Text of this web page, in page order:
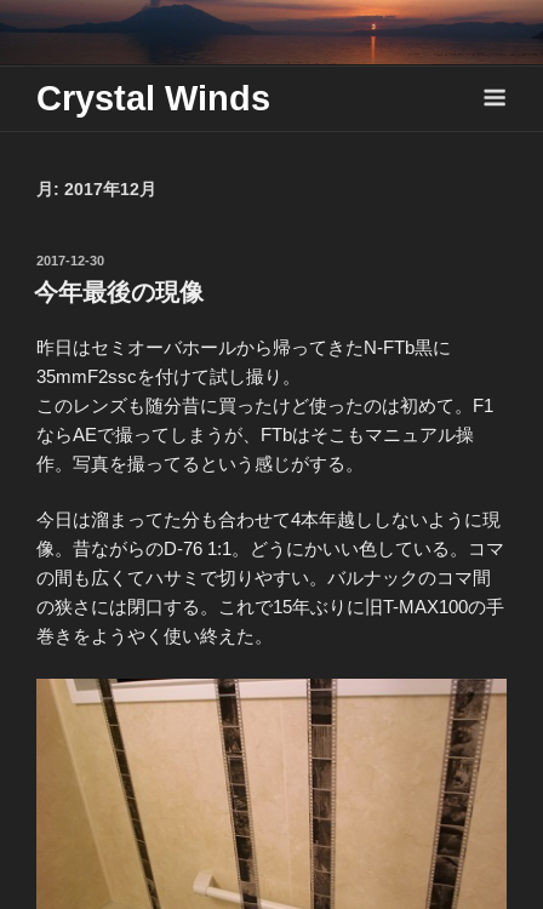
Skip
content
Crystal Winds
月: 2017年12月
投
稿
日:
2017-12-30
今年最後の現像
昨日はセミオーバホールから帰ってきたN-FTb黒に
35mmF2sscを付けて試し撮り。
このレンズも随分昔に買ったけど使ったのは初めて。F1
ならAEで撮ってしまうが、FTbはそこもマニュアル操
作。写真を撮ってるという感じがする。
今日は溜まってた分も合わせて4本年越ししないように現
像。昔ながらのD-76 1:1。どうにかいい色している。コマ
の間も広くてハサミで切りやすい。バルナックのコマ間
の狭さには閉口する。これで15年ぶりに旧T-MAX100の手
巻きをようやく使い終えた。